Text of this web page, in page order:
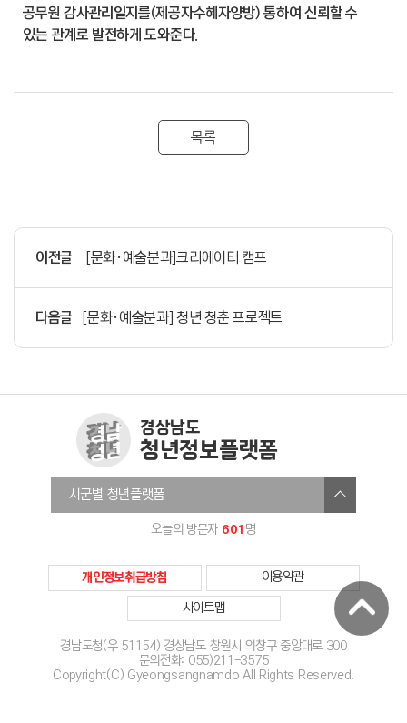
공무원 감사관리일지를(제공자수혜자양방) 통하여 신뢰할 수
있는 관계로 발전하게 도와준다.
목록
이전글 [문화·예술분과]크리에이터 캠프
다음글 [문화·예술분과] 청년 청춘 프로젝트
경상남도
청년정보플랫폼
개인정보취급방침 이용약관
사이트맵
경남도청(우 51154) 경상남도 창원시 의창구 중앙대로 300
문의전화: 055)211-3575
Copyright(C) Gyeongsangnamdo All Rights Reserved.
창원청년정보플랫폼
진주시청년온라인플랫폼
김해청년다움
거제YOUTH청년정보플랫폼
양산시청년정보플랫폼
시군별 청년플랫폼
오늘의 방문자 601 명